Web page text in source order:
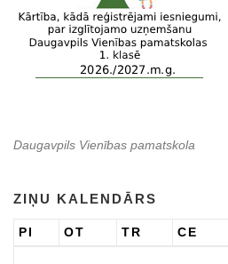
Daugavpils Vienības pamatskola
ZIŅU KALENDĀRS
PI OT TR CE